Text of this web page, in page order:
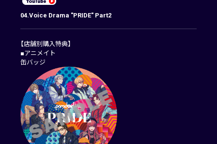
04.Voice Drama "PRIDE" Part2
【店舗別購入特典】
■アニメイト
缶バッジ